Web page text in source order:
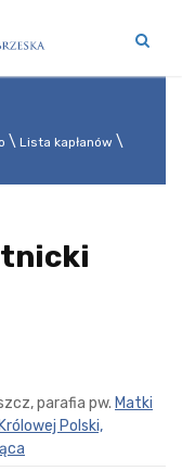
Lista kapłanów
parafia pw. Matki
Polski,